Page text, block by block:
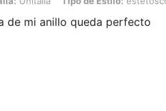
de mi anillo queda perfecto